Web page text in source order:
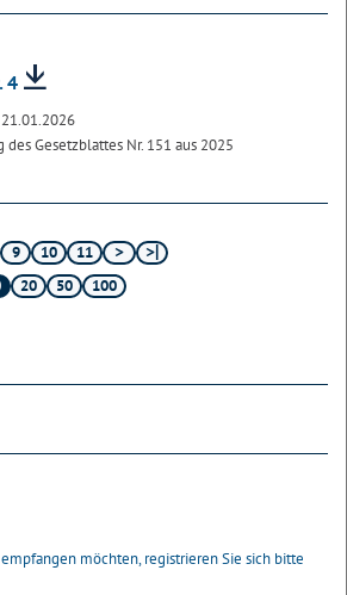
4
21.01.2026
des Gesetzblattes Nr. 151 aus 2025
9 10
11
20 50 100
möchten, registrieren Sie sich bitte